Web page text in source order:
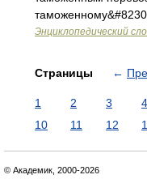
Энциклопедический
Страницы ←
1 2 3 4
10
11 12
© Академик, 2000-2026